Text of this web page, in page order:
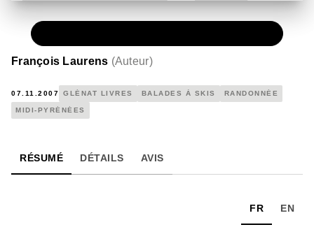
François Laurens (Auteur)
07.11.2007 GLÉNAT LIVRES BALADES À SKIS RANDONNÉE
MIDI-PYRÉNÉES
RÉSUMÉ DÉTAILS AVIS
FR EN